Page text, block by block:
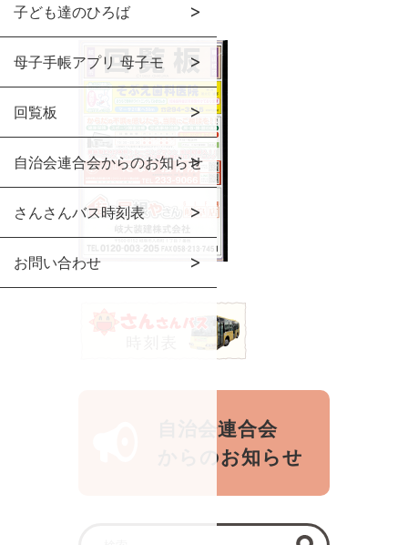
子ども達のひろば
母子手帳アプリ 母子モ
回覧板
自治会連合会からのお知らせ
さんさんバス時刻表
お問い合わせ
自治会連合会
からのお知らせ